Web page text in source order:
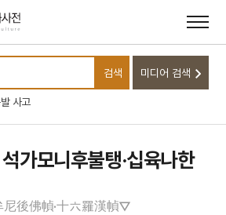
검색어를 입력하세요
검색 미디어 검색
사고
인민위원회
지 십층석탑
가모니후불탱·십육나한
尼後佛幀·十六羅漢幀▽